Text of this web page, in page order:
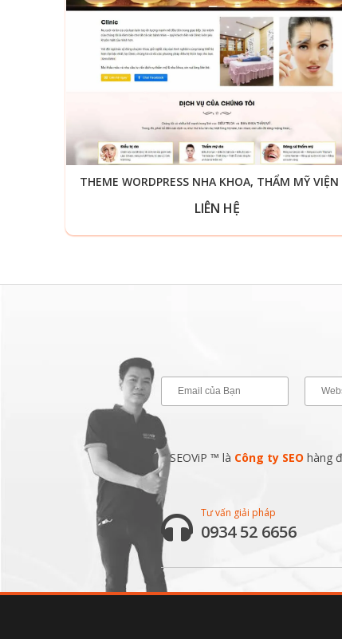
THEME WORDPRESS NHA KHOA, THẨM MỸ VIỆN
LIÊN HỆ
SEOViP ™ là Công ty SEO hàng
Tư vấn giải pháp
0934 52 6656